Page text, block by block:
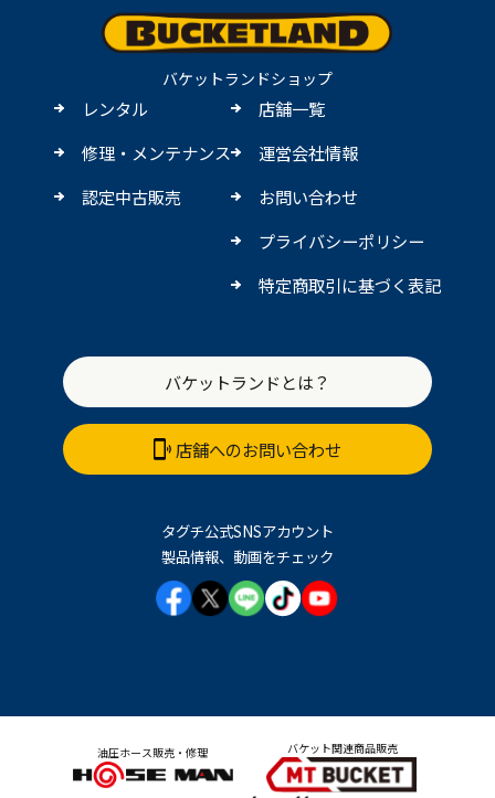
バケットランドショップ
レンタル
修理・メンテナンス
認定中古販売
店舗一覧
運営会社情報
お問い合わせ
プライバシーポリシー
特定商取引に基づく表記
バケットランドとは？
店舗へのお問い合わせ
タグチ公式SNSアカウント
製品情報、動画をチェック
油圧ホース販売・修理 バケット関連商品販売